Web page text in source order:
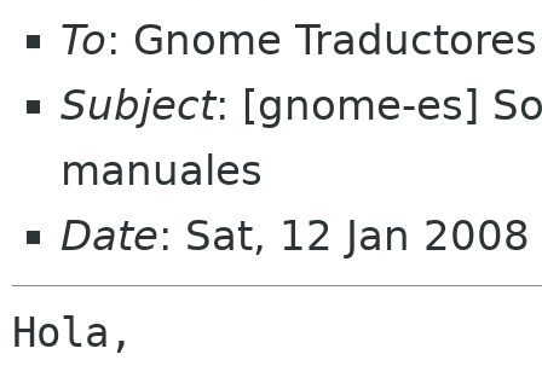
To: Gnome
Subject: [gnome-es]
manuales
Date: Sat, 12 Jan
Hola,